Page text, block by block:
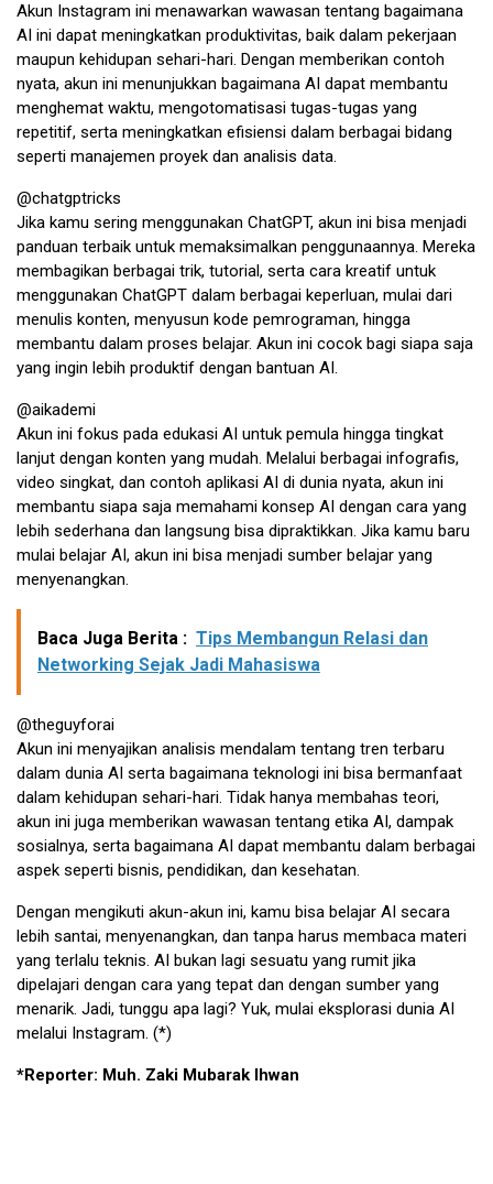
Akun Instagram ini menawarkan wawasan tentang bagaimana
AI ini dapat meningkatkan produktivitas, baik dalam pekerjaan
maupun kehidupan sehari-hari. Dengan memberikan contoh
nyata, akun ini menunjukkan bagaimana AI dapat membantu
menghemat waktu, mengotomatisasi tugas-tugas yang
repetitif, serta meningkatkan efisiensi dalam berbagai bidang
seperti manajemen proyek dan analisis data.
@chatgptricks
Jika kamu sering menggunakan ChatGPT, akun ini bisa menjadi
panduan terbaik untuk memaksimalkan penggunaannya. Mereka
membagikan berbagai trik, tutorial, serta cara kreatif untuk
menggunakan ChatGPT dalam berbagai keperluan, mulai dari
menulis konten, menyusun kode pemrograman, hingga
membantu dalam proses belajar. Akun ini cocok bagi siapa saja
yang ingin lebih produktif dengan bantuan AI.
@aikademi
Akun ini fokus pada edukasi AI untuk pemula hingga tingkat
lanjut dengan konten yang mudah. Melalui berbagai infografis,
video singkat, dan contoh aplikasi AI di dunia nyata, akun ini
membantu siapa saja memahami konsep AI dengan cara yang
lebih sederhana dan langsung bisa dipraktikkan. Jika kamu baru
mulai belajar AI, akun ini bisa menjadi sumber belajar yang
menyenangkan.
Baca Juga Berita : Tips Membangun Relasi dan
Networking Sejak Jadi Mahasiswa
@theguyforai
Akun ini menyajikan analisis mendalam tentang tren terbaru
dalam dunia AI serta bagaimana teknologi ini bisa bermanfaat
dalam kehidupan sehari-hari. Tidak hanya membahas teori,
akun ini juga memberikan wawasan tentang etika AI, dampak
sosialnya, serta bagaimana AI dapat membantu dalam berbagai
aspek seperti bisnis, pendidikan, dan kesehatan.
Dengan mengikuti akun-akun ini, kamu bisa belajar AI secara
lebih santai, menyenangkan, dan tanpa harus membaca materi
yang terlalu teknis. AI bukan lagi sesuatu yang rumit jika
dipelajari dengan cara yang tepat dan dengan sumber yang
menarik. Jadi, tunggu apa lagi? Yuk, mulai eksplorasi dunia AI
melalui Instagram. (*)
*Reporter: Muh. Zaki Mubarak Ihwan